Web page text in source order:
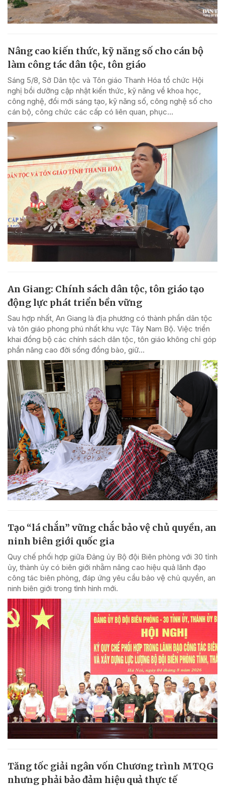
Nâng cao kiến thức, kỹ năng số cho cán bộ
làm công tác dân tộc, tôn giáo
Sáng 5/8, Sở Dân tộc và Tôn giáo Thanh Hóa tổ chức Hội
nghị bồi dưỡng cập nhật kiến thức, kỹ năng về khoa học,
công nghệ, đổi mới sáng tạo, kỹ năng số, công nghệ số cho
cán bộ, công chức các cấp có liên quan, phục...
An Giang: Chính sách dân tộc, tôn giáo tạo
động lực phát triển bền vững
Sau hợp nhất, An Giang là địa phương có thành phần dân tộc
và tôn giáo phong phú nhất khu vực Tây Nam Bộ. Việc triển
khai đồng bộ các chính sách dân tộc, tôn giáo không chỉ góp
phần nâng cao đời sống đồng bào, giữ...
Tạo “lá chắn” vững chắc bảo vệ chủ quyền, an
ninh biên giới quốc gia
Quy chế phối hợp giữa Đảng ủy Bộ đội Biên phòng với 30 tỉnh
ủy, thành ủy có biên giới nhằm nâng cao hiệu quả lãnh đạo
công tác biên phòng, đáp ứng yêu cầu bảo vệ chủ quyền, an
ninh biên giới trong tình hình mới.
Tăng tốc giải ngân vốn Chương trình MTQG
nhưng phải bảo đảm hiệu quả thực tế